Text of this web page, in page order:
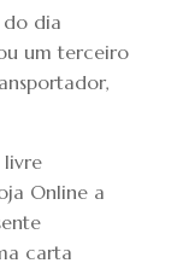
do dia
um terceiro
Online a
carta